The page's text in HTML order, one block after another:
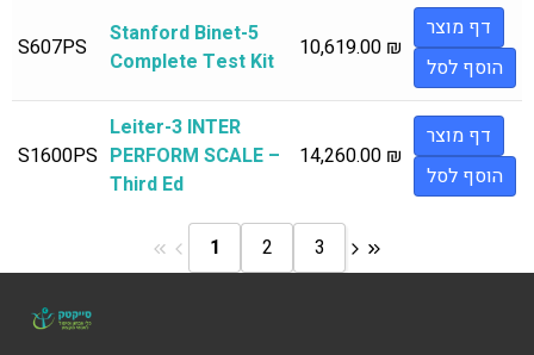
S607PS
Stanford Binet-5
Complete Test Kit
10,619.00 ₪
דף מוצר
הוסף לסל
S1600PS
Leiter-3 INTER
PERFORM SCALE –
Third Ed
14,260.00 ₪
דף מוצר
הוסף לסל
1 2 3